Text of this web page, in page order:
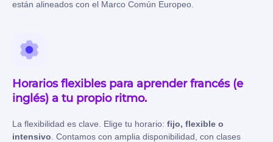
están alineados con el Marco Común Europeo
Horarios flexibles para aprender francés (e
inglés) a tu propio ritmo.
La flexibilidad es clave. Elige tu horario: fijo, flexible o
intensivo . Contamos con amplia disponibilidad, con clases